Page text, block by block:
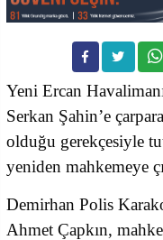
Yeni Ercan
Serkan Şahin’e
olduğu gerekçesiyle
yeniden mahkemeye
Demirhan Polis
Ahmet Çapkın,